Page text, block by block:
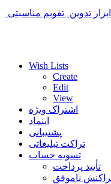
ابزار تدوین تقویم مناسبتی
Wish Lists
Create
Edit
View
اشتراک ویژه
اینماد
پشتیبانی
تراکت تبلیغاتی
تسویه حساب
تأیید پرداخت
ناموفق